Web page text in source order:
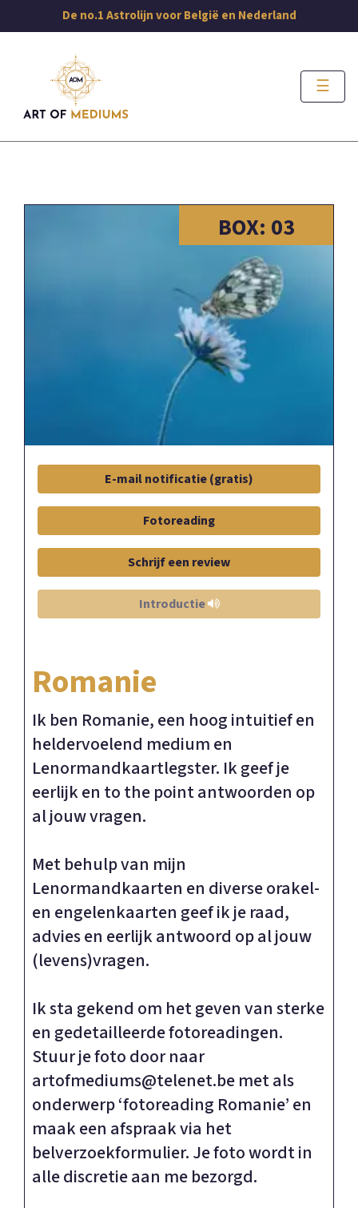
De no.1 Astrolijn voor België en Nederland
☰
03
E-mail notificatie (gratis)
Fotoreading
Schrijf een review
Introductie
Romanie
Ik ben Romanie, een hoog intuitief en
heldervoelend medium en
Lenormandkaartlegster. Ik geef je
eerlijk en to the point antwoorden op
al jouw vragen.
Met behulp van mijn
Lenormandkaarten en diverse orakel-
en engelenkaarten geef ik je raad,
advies en eerlijk antwoord op al jouw
(levens)vragen.
Ik sta gekend om het geven van sterke
en gedetailleerde fotoreadingen.
Stuur je foto door naar
artofmediums@telenet.be met als
onderwerp ‘fotoreading Romanie’ en
maak een afspraak via het
belverzoekformulier. Je foto wordt in
alle discretie aan me bezorgd.